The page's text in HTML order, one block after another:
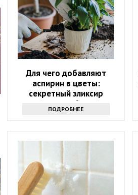
Для чего добавляют
аспирин в цветы:
секретный эликсир
долголетия букетов
ПОДРОБНЕЕ